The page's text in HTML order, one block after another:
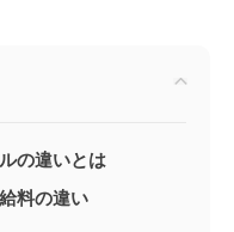
の違いとは
料の違い